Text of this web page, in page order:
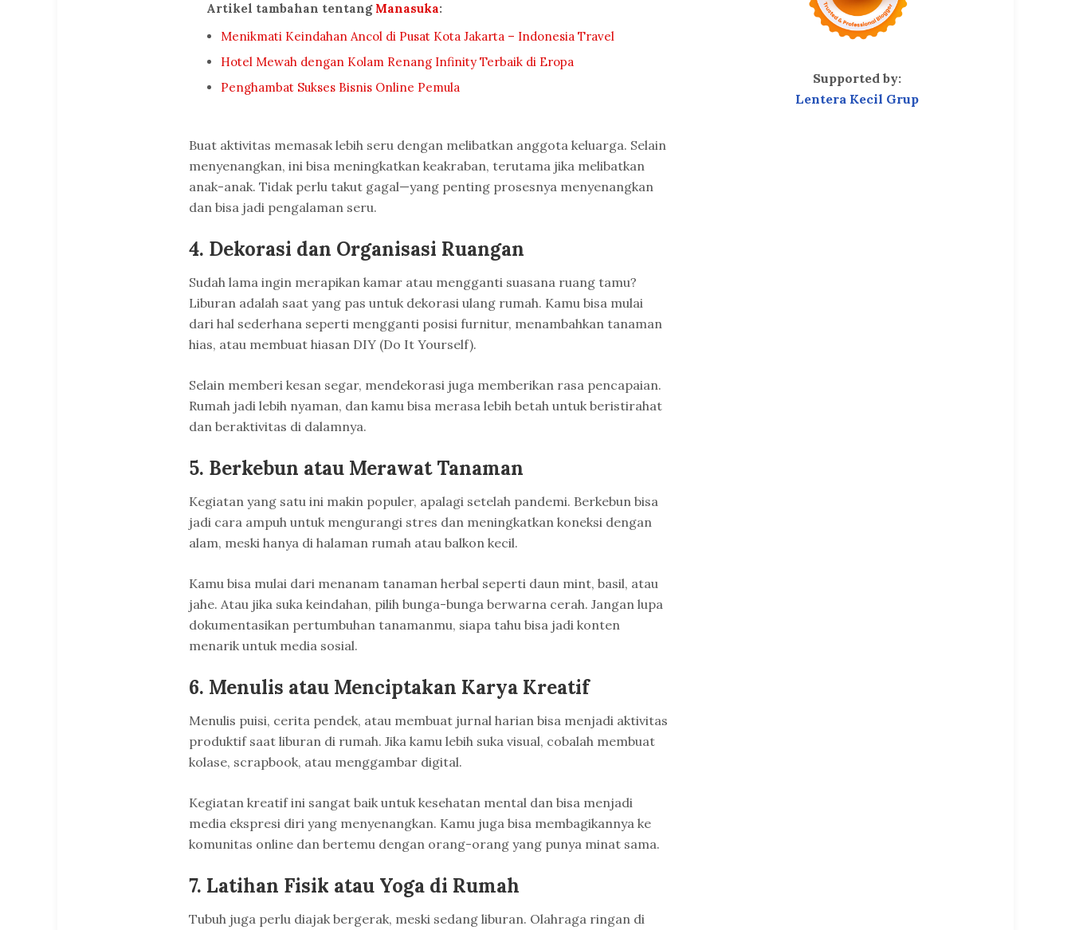
Artikel tambahan tentang Manasuka:
Menikmati Keindahan Ancol di Pusat Kota Jakarta – Indonesia Travel
Hotel Mewah dengan Kolam Renang Infinity Terbaik di Eropa
Penghambat Sukses Bisnis Online Pemula
Buat aktivitas memasak lebih seru dengan melibatkan anggota keluarga. Selain
menyenangkan, ini bisa meningkatkan keakraban, terutama jika melibatkan
anak-anak. Tidak perlu takut gagal—yang penting prosesnya menyenangkan
dan bisa jadi pengalaman seru.
4. Dekorasi dan Organisasi Ruangan
Sudah lama ingin merapikan kamar atau mengganti suasana ruang tamu?
Liburan adalah saat yang pas untuk dekorasi ulang rumah. Kamu bisa mulai
dari hal sederhana seperti mengganti posisi furnitur, menambahkan tanaman
hias, atau membuat hiasan DIY (Do It Yourself).
Selain memberi kesan segar, mendekorasi juga memberikan rasa pencapaian.
Rumah jadi lebih nyaman, dan kamu bisa merasa lebih betah untuk beristirahat
dan beraktivitas di dalamnya.
5. Berkebun atau Merawat Tanaman
Kegiatan yang satu ini makin populer, apalagi setelah pandemi. Berkebun bisa
jadi cara ampuh untuk mengurangi stres dan meningkatkan koneksi dengan
alam, meski hanya di halaman rumah atau balkon kecil.
Kamu bisa mulai dari menanam tanaman herbal seperti daun mint, basil, atau
jahe. Atau jika suka keindahan, pilih bunga-bunga berwarna cerah. Jangan lupa
dokumentasikan pertumbuhan tanamanmu, siapa tahu bisa jadi konten
menarik untuk media sosial.
6. Menulis atau Menciptakan Karya Kreatif
Menulis puisi, cerita pendek, atau membuat jurnal harian bisa menjadi aktivitas
produktif saat liburan di rumah. Jika kamu lebih suka visual, cobalah membuat
kolase, scrapbook, atau menggambar digital.
Kegiatan kreatif ini sangat baik untuk kesehatan mental dan bisa menjadi
media ekspresi diri yang menyenangkan. Kamu juga bisa membagikannya ke
komunitas online dan bertemu dengan orang-orang yang punya minat sama.
7. Latihan Fisik atau Yoga di Rumah
Tubuh juga perlu diajak bergerak, meski sedang liburan. Olahraga ringan di
Supported by:
Lentera Kecil Grup